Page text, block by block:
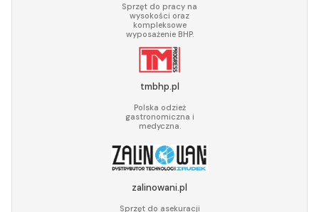
Sprzęt do pracy na
wysokości oraz
kompleksowe
wyposażenie BHP.
tmbhp.pl
Polska odzież
gastronomiczna i
medyczna.
zalinowani.pl
Sprzęt do asekuracji